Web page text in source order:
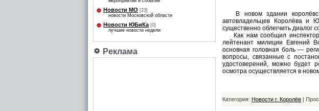
Новости МО [23]
новости Московской области
Новости ЮБиКа [0]
лучшие новости недели
Реклама
В новом здании
автовладельцев Королёва и
существенно облегчить диалог
Как нам сообщил инспектор
лейтенант милиции Евгений
основная головная боль —
вопросы, связанные с
удостоверений, можно будет
осмотра осуществляется в
Категория: Новости г. Королёв |